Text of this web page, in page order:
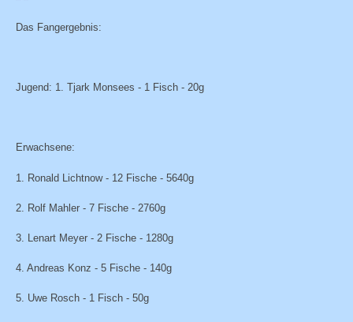
Das Fangergebnis:
Jugend: 1. Tjark Monsees - 1 Fisch - 20g
Erwachsene:
1. Ronald Lichtnow - 12 Fische - 5640g
2. Rolf Mahler - 7 Fische - 2760g
3. Lenart Meyer - 2 Fische - 1280g
4. Andreas Konz - 5 Fische - 140g
5. Uwe Rosch - 1 Fisch - 50g